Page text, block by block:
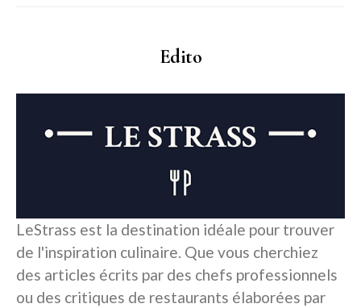
Edito
LeStrass est la destination idéale pour trouver
de l'inspiration culinaire. Que vous cherchiez
des articles écrits par des chefs professionnels
ou des critiques de restaurants élaborées par